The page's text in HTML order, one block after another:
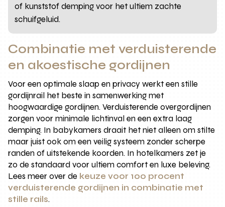
of kunststof demping voor het ultiem zachte
schuifgeluid.
Combinatie met verduisterende
en akoestische gordijnen
Voor een optimale slaap en privacy werkt een stille
gordijnrail het beste in samenwerking met
hoogwaardige gordijnen. Verduisterende overgordijnen
zorgen voor minimale lichtinval en een extra laag
demping. In babykamers draait het niet alleen om stilte
maar juist ook om een veilig systeem zonder scherpe
randen of uitstekende koorden. In hotelkamers zet je
zo de standaard voor ultiem comfort en luxe beleving.
Lees meer over de keuze voor 100 procent
verduisterende gordijnen in combinatie met
stille rails.